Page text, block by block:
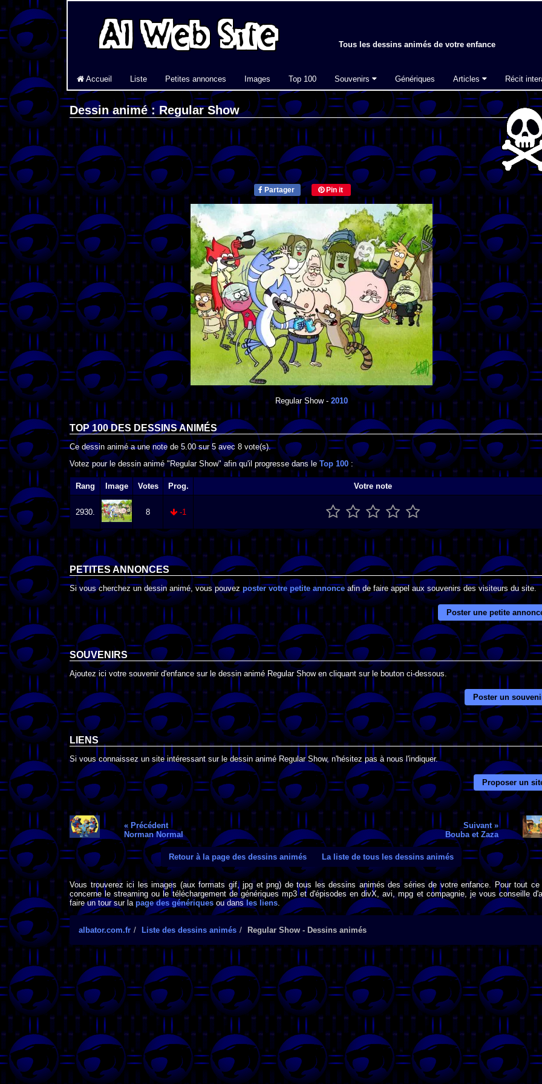
Tous les dessins animés de votre enfance
Accueil Liste Petites annonces Images Top 100 Souvenirs Génériques Articles Récit
Dessin animé : Regular Show
Partager Pin it
Regular Show-2010
TOP 100 DES DESSINS ANIMÉS
Ce dessin animé a une note de 5.00sur5 avec 8 vote(s).
Votez pour le dessin animé "Regular Show" afin qu'il progresse dans leTop 100 :
Rang Image Votes Prog. Votre note
2930. 8 -1
PETITES ANNONCES
Si vous cherchez un dessin animé, vous pouvez poster votre petite annonceafin de faire appel aux souvenirs des visiteurs du site.
Poster une petite
SOUVENIRS
Ajoutez ici votre souvenir d'enfance sur le dessin animé Regular Show en cliquant sur le bouton ci-dessous.
Poster un
LIENS
Si vous connaissez un site intéressant sur le dessin animé Regular Show, n'hésitez pas à nous l'indiquer.
Proposer un
« Précédent
Norman Normal
Suivant »
Bouba et Zaza
Retour à la page des dessins animés La liste de tous les dessins animés
Vous trouverez ici les images (aux formats gif, jpg et png) de tous les dessins animés des séries de votre enfance. Pour tout ce
concerne le streaming ou le téléchargement de génériques mp3 et d'épisodes en divX, avi, mpg et compagnie, je vous conseille
faire un tour sur la page des génériques ou dansles liens
albator.com.fr Liste des dessins animés Regular Show - Dessins animés